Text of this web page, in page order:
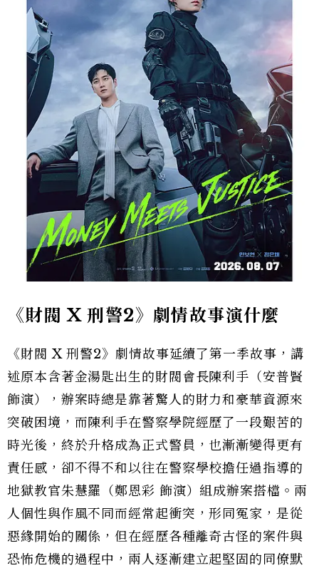
《財閥 X 刑警2》劇情故事演什麼
《財閥 X 刑警2》劇情故事延續了第一季故事，講
述原本含著金湯匙出生的財閥會長陳利手（安普賢
飾演），辦案時總是靠著驚人的財力和豪華資源來
突破困境，而陳利手在警察學院經歷了一段艱苦的
時光後，終於升格成為正式警員，也漸漸變得更有
責任感，卻不得不和以往在警察學校擔任過指導的
地獄教官朱慧羅（鄭恩彩 飾演）組成辦案搭檔。兩
人個性與作風不同而經常起衝突，形同冤家，是從
惡緣開始的關係，但在經歷各種離奇古怪的案件與
恐怖危機的過程中，兩人逐漸建立起堅固的同僚默